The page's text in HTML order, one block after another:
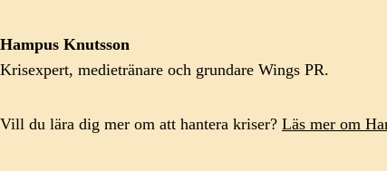
Hampus Knutsson
Krisexpert, medietränare och grundare Wings PR.
Vill du lära dig mer om att hantera kriser? Läs mer om